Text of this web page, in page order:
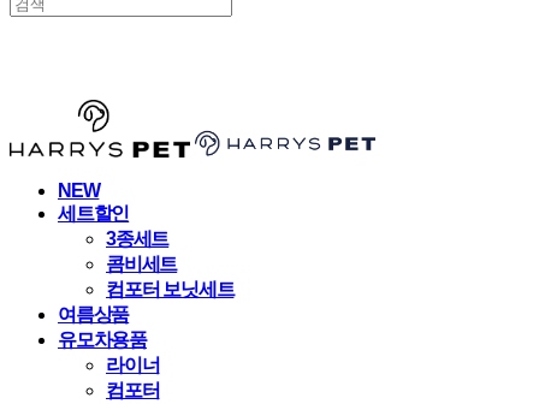
NEW
세트할인
3종세트
콤비세트
컴포터 보닛세트
여름상품
유모차용품
라이너
컴포터